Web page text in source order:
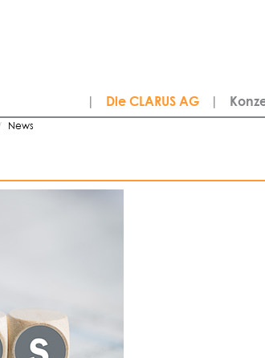
| Die CLARUS AG |
News